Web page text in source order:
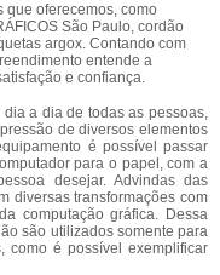
que oferecemos, como
São Paulo, cordão
argox. Contando com
entende a
e confiança.
a dia de todas as pessoas,
de diversos elementos
é possível passar
para o papel, com a
desejar. Advindas das
diversas transformações com
computação gráfica. Dessa
são utilizados somente para
como é possível exemplificar